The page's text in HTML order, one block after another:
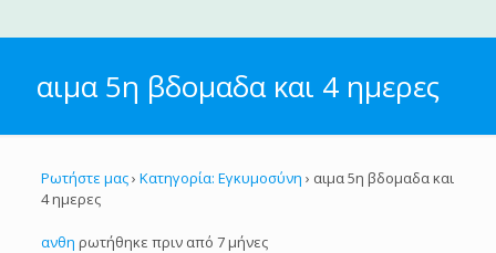
αιμα 5η βδομαδα και 4 ημερες
Ρωτήστε μας› Κατηγορία: Εγκυμοσύνη › αιμα 5η βδομαδα και
4 ημερες
ανθη ρωτήθηκε πριν από 7 μήνες